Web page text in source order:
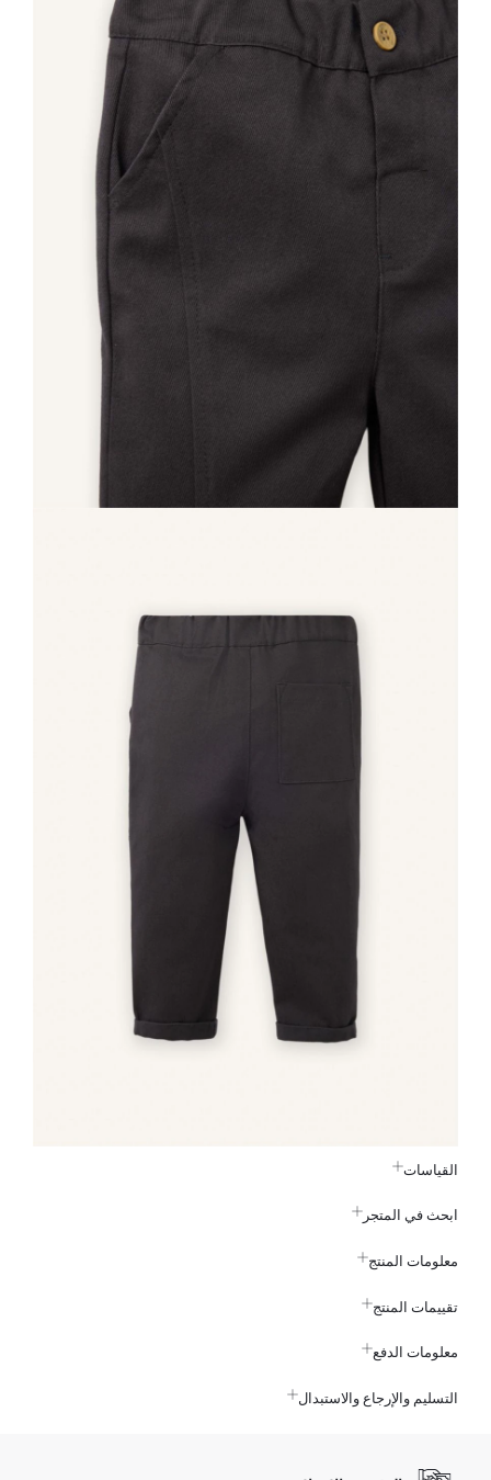
القياسات
ابحث في المتجر
معلومات المنتج
تقييمات المنتج
معلومات الدفع
التسليم والإرجاع والاستبدال